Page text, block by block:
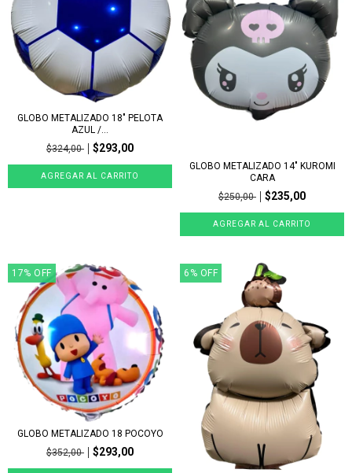
GLOBO METALIZADO 18" PELOTA
AZUL /...
$324,00
$293,00
GLOBO METALIZADO 14" KUROMI
CARA
$250,00
$235,00
17% OFF
GLOBO METALIZADO 18 POCOYO
$352,00
$293,00
6 % OFF